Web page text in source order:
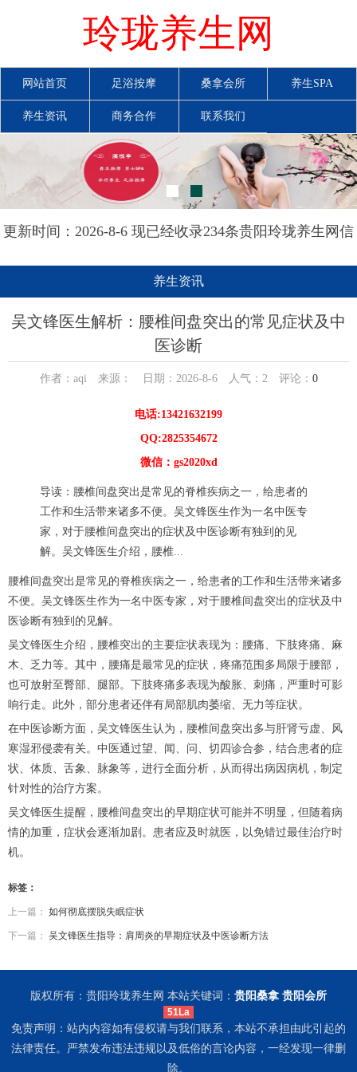
玲珑养生网
网站首页 足浴按摩 桑拿会所 养生SPA
养生资讯 商务合作 联系我们
更新时间：2026-8-6 现已经收录234条贵阳玲珑养生网信
养生资讯
吴文锋医生解析：腰椎间盘突出的常见症状及中
医诊断
作者：aqi 来源： 日期：2026-8-6 人气： 2评论： 0
电话:13421632199
QQ:2825354672
微信：gs2020xd
导读：腰椎间盘突出是常见的脊椎疾病之一，给患者的
工作和生活带来诸多不便。吴文锋医生作为一名中医专
家，对于腰椎间盘突出的症状及中医诊断有独到的见
解。吴文锋医生介绍，腰椎...
腰椎间盘突出是常见的脊椎疾病之一，给患者的工作和生活带来诸多
不便。吴文锋医生作为一名中医专家，对于腰椎间盘突出的症状及中
医诊断有独到的见解。
吴文锋医生介绍，腰椎突出的主要症状表现为：腰痛、下肢疼痛、麻
木、乏力等。其中，腰痛是最常见的症状，疼痛范围多局限于腰部，
也可放射至臀部、腿部。下肢疼痛多表现为酸胀、刺痛，严重时可影
响行走。此外，部分患者还伴有局部肌肉萎缩、无力等症状。
在中医诊断方面，吴文锋医生认为，腰椎间盘突出多与肝肾亏虚、风
寒湿邪侵袭有关。中医通过望、闻、问、切四诊合参，结合患者的症
状、体质、舌象、脉象等，进行全面分析，从而得出病因病机，制定
针对性的治疗方案。
吴文锋医生提醒，腰椎间盘突出的早期症状可能并不明显，但随着病
情的加重，症状会逐渐加剧。患者应及时就医，以免错过最佳治疗时
机。
标签：
上一篇： 如何彻底摆脱失眠症状
下一篇： 吴文锋医生指导：肩周炎的早期症状及中医诊断方法
版权所有：贵阳玲珑养生网 本站关键词： 贵阳桑拿 贵阳会所
51La
免责声明：站内内容如有侵权请与我们联系，本站不承担由此引起的
法律责任。严禁发布违法违规以及低俗的言论内容，一经发现一律删
除。